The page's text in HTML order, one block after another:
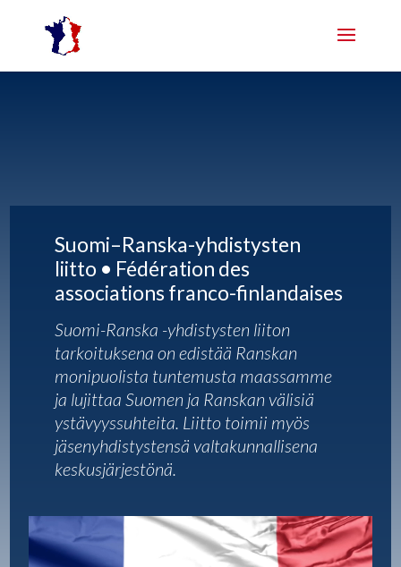
Suomi–Ranska-yhdistysten
liitto • Fédération des
associations franco-finlandaises
Suomi-Ranska -yhdistysten liiton
tarkoituksena on edistää Ranskan
monipuolista tuntemusta maassamme
ja lujittaa Suomen ja Ranskan välisiä
ystävyyssuhteita. Liitto toimii myös
jäsenyhdistystensä valtakunnallisena
keskusjärjestönä.